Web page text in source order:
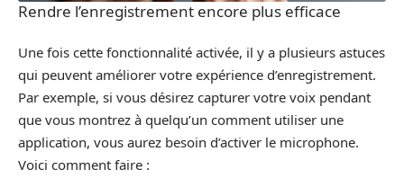
Rendre l’enregistrement encore plus efficace
Une fois cette fonctionnalité activée, il y a plusieurs astuces
qui peuvent améliorer votre expérience d’enregistrement.
Par exemple, si vous désirez capturer votre voix pendant
que vous montrez à quelqu’un comment utiliser une
application, vous aurez besoin d’activer le microphone.
Voici comment faire :